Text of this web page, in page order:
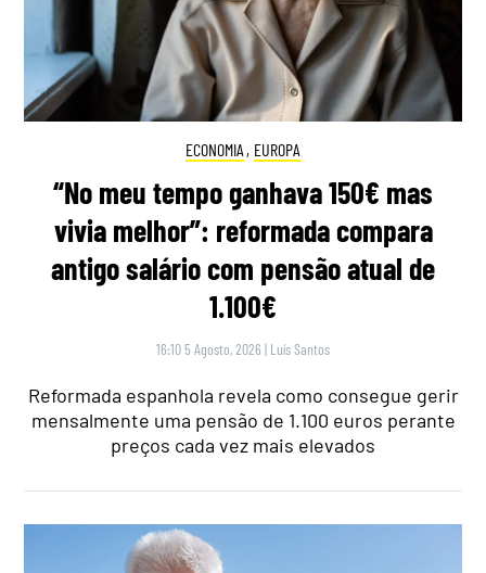
ECONOMIA , EUROPA
“No meu tempo ganhava 150€ mas
vivia melhor”: reformada compara
antigo salário com pensão atual de
1.100€
16:10 5 Agosto, 2026 | Luís Santos
Reformada espanhola revela como consegue gerir
mensalmente uma pensão de 1.100 euros perante
preços cada vez mais elevados